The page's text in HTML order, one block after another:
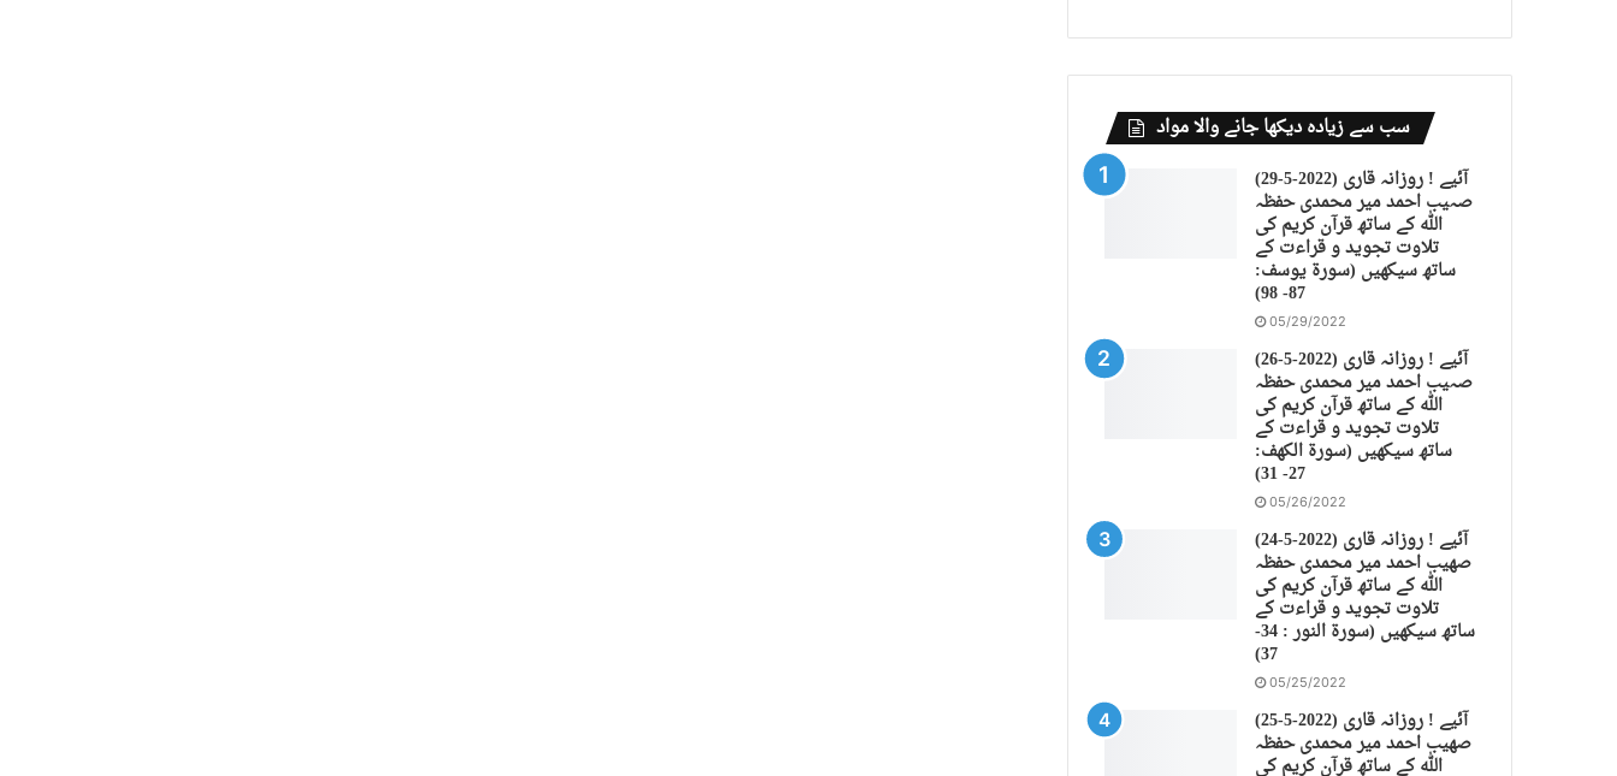
سب سے زیادہ دیکھا جانے والا مواد
(29-5-2022) آئیے ! روزانہ قاری
صہیب احمد میر محمدی حفظہ
اللہ کے ساتھ قرآن کریم کی
تلاوت تجوید و قراءت کے
ساتھ سیکھیں (سورة يوسف:
87- 98)
05/29/2022
(26-5-2022) آئیے ! روزانہ قاری
صہیب احمد میر محمدی حفظہ
اللہ کے ساتھ قرآن کریم کی
تلاوت تجوید و قراءت کے
ساتھ سیکھیں (سورة الكهف:
27- 31)
05/26/2022
(24-5-2022) آئیے ! روزانہ قاری
صهیب احمد میر محمدی حفظہ
اللہ کے ساتھ قرآن کریم کی
تلاوت تجوید و قراءت کے
ساتھ سیکھیں (سورة النور : 34-
37)
05/25/2022
(25-5-2022) آئیے ! روزانہ قاری
صهیب احمد میر محمدی حفظہ
اللہ کے ساتھ قرآن کریم کی